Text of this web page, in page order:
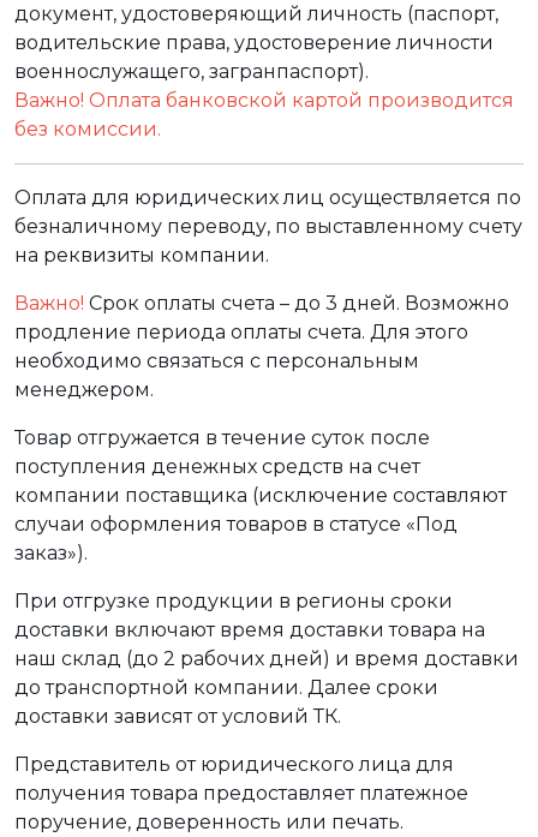
документ, удостоверяющий личность (паспорт,
водительские права, удостоверение личности
военнослужащего, загранпаспорт).
Важно! Оплата банковской картой производится
без комиссии.
Оплата для юридических лиц осуществляется по
безналичному переводу, по выставленному счету
на реквизиты компании.
Важно! Срок оплаты счета – до 3 дней. Возможно
продление периода оплаты счета. Для этого
необходимо связаться с персональным
менеджером.
Товар отгружается в течение суток после
поступления денежных средств на счет
компании поставщика (исключение составляют
случаи оформления товаров в статусе «Под
заказ»).
При отгрузке продукции в регионы сроки
доставки включают время доставки товара на
наш склад (до 2 рабочих дней) и время доставки
до транспортной компании. Далее сроки
доставки зависят от условий ТК.
Представитель от юридического лица для
получения товара предоставляет платежное
поручение, доверенность или печать.